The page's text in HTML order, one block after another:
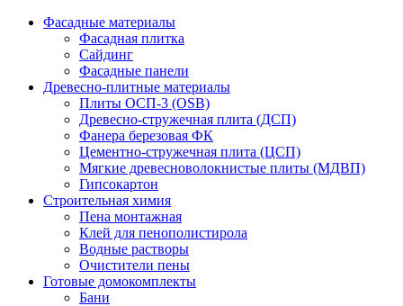
Фасадные материалы
Фасадная плитка
Сайдинг
Фасадные панели
Древесно-плитные материалы
Плиты ОСП-3 (OSB)
Древесно-стружечная плита (ДСП)
Фанера березовая ФК
Цементно-стружечная плита (ЦСП)
Мягкие древесноволокнистые плиты (МДВП)
Гипсокартон
Строительная химия
Пена монтажная
Клей для пенополистирола
Водные растворы
Очистители пены
Готовые домокомплекты
Бани